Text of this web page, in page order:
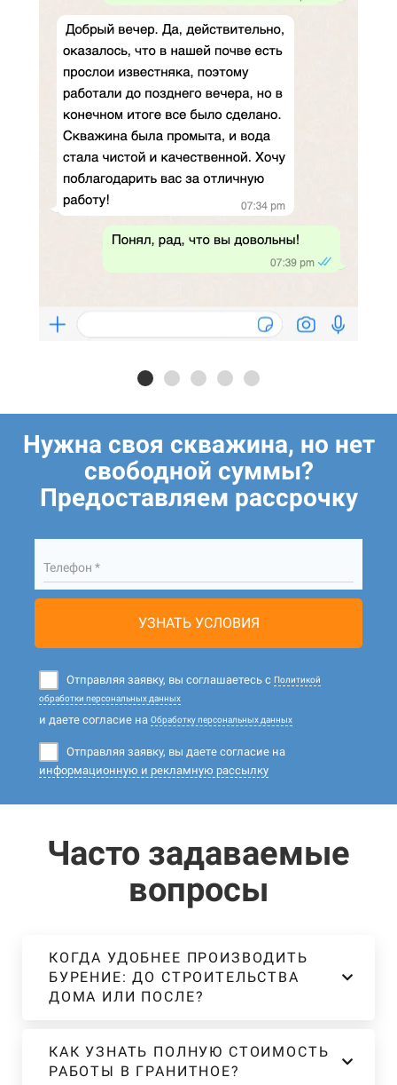
Нужна своя скважина, но нет
свободной суммы?
Предоставляем рассрочку
Телефон *
УЗНАТЬ УСЛОВИЯ
Отправляя заявку, вы соглашаетесь с Политикой
обработки персональных данных
и даете согласие на Обработку персональных данных
Отправляя заявку, вы даете согласие на
информационную и рекламную рассылку
Часто задаваемые
вопросы
КОГДА УДОБНЕЕ ПРОИЗВОДИТЬ
БУРЕНИЕ: ДО СТРОИТЕЛЬСТВА
ДОМА ИЛИ ПОСЛЕ?
КАК УЗНАТЬ ПОЛНУЮ СТОИМОСТЬ
РАБОТЫ В ГРАНИТНОЕ?